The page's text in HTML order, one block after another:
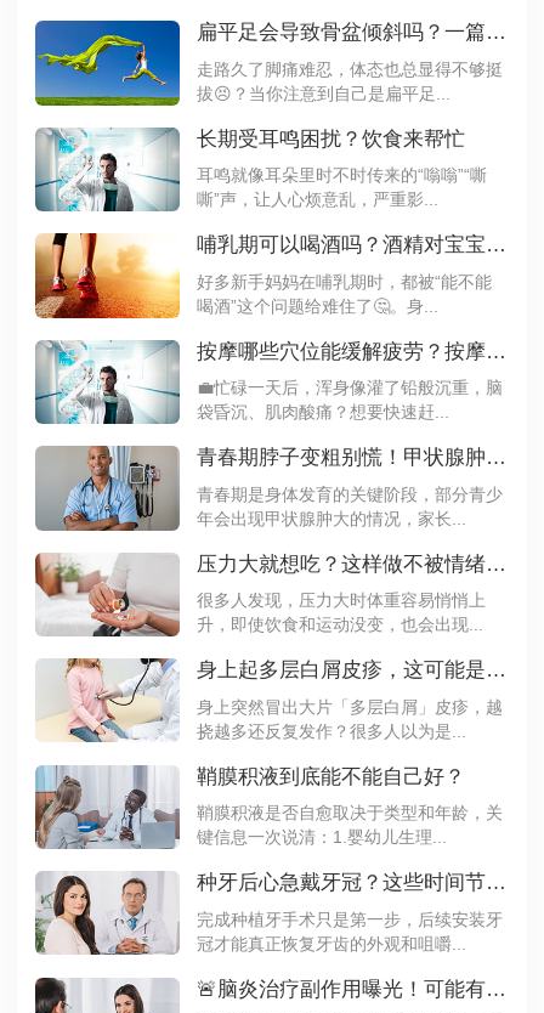
扁平足会导致骨盆倾斜吗？一篇文章带你了解
走路久了脚痛难忍，体态也总显得不够挺
拔😣？当你注意到自己是扁平足...
长期受耳鸣困扰？饮食来帮忙
耳鸣就像耳朵里时不时传来的“嗡嗡”“嘶
嘶”声，让人心烦意乱，严重影...
哺乳期可以喝酒吗？酒精对宝宝的影响要知道
好多新手妈妈在哺乳期时，都被“能不能
喝酒”这个问题给难住了🤔。身...
按摩哪些穴位能缓解疲劳？按摩这3个穴位精力翻倍
💼忙碌一天后，浑身像灌了铅般沉重，脑
袋昏沉、肌肉酸痛？想要快速赶...
青春期脖子变粗别慌！甲状腺肿大需要治疗吗？
青春期是身体发育的关键阶段，部分青少
年会出现甲状腺肿大的情况，家长...
压力大就想吃？这样做不被情绪左右体重
很多人发现，压力大时体重容易悄悄上
升，即使饮食和运动没变，也会出现...
身上起多层白屑皮疹，这可能是银屑病
身上突然冒出大片「多层白屑」皮疹，越
挠越多还反复发作？很多人以为是...
鞘膜积液到底能不能自己好？
鞘膜积液是否自愈取决于类型和年龄，关
键信息一次说清：1.婴幼儿生理...
种牙后心急戴牙冠？这些时间节点要记牢
完成种植牙手术只是第一步，后续安装牙
冠才能真正恢复牙齿的外观和咀嚼...
🚨脑炎治疗副作用曝光！可能有这些